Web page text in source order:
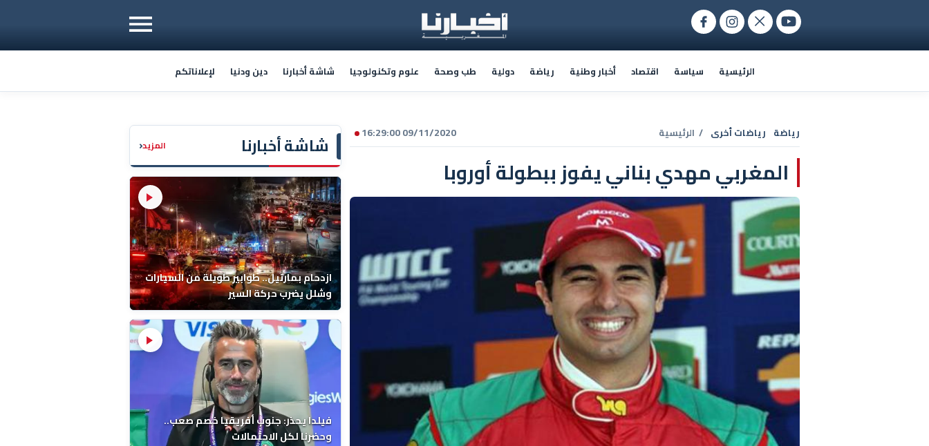
الرئيسية سياسة اقتصاد أخبار وطنية رياضة دولية طب وصحة علوم وتكنولوجيا شاشة أخبارنا دين ودنيا لإعلاناتكم
شاشة أخبارنا المزيد‹
ازدحام بمارتيل.. طوابير طويلة من السيارات
وشلل يضرب حركة السير
فيلدا يحذر: جنوب أفريقيا خصم صعب..
وحضرنا لكل الاحتمالات
09/11/2020 16:29:00 رياضة رياضات أخرى / الرئيسية
المغربي مهدي بناني يفوز ببطولة أوروبا